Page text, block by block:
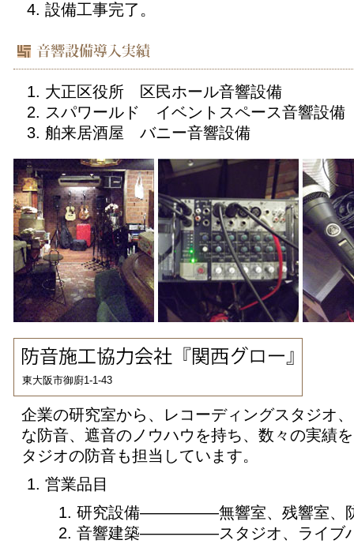
設備工事完了。
大正区役所 区民ホール音響設備
スパワールド イベントスペース音響設備
舶来居酒屋 バニー音響設備
東大阪市御廚1-1-43
企業の研究室から、レコーディングスタジオ
な防音、遮音のノウハウを持ち、数々の実績
タジオの防音も担当しています。
営業品目
研究設備―――――無響室、残響室、
音響建築―――――スタジオ、ライブ